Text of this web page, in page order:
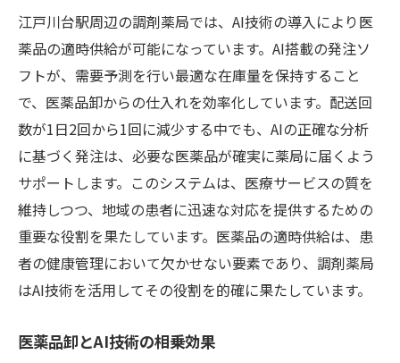
江戸川台駅周辺の調剤薬局では、AI技術の導入により医
薬品の適時供給が可能になっています。AI搭載の発注ソ
フトが、需要予測を行い最適な在庫量を保持すること
で、医薬品卸からの仕入れを効率化しています。配送回
数が1日2回から1回に減少する中でも、AIの正確な分析
に基づく発注は、必要な医薬品が確実に薬局に届くよう
サポートします。このシステムは、医療サービスの質を
維持しつつ、地域の患者に迅速な対応を提供するための
重要な役割を果たしています。医薬品の適時供給は、患
者の健康管理において欠かせない要素であり、調剤薬局
はAI技術を活用してその役割を的確に果たしています。
医薬品卸とAI技術の相乗効果